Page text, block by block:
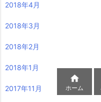
2018年4月
2018年3月
2018年2月
2018年1月
2017年11月

ホーム